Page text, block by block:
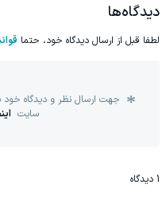
دیدگاه‌ها
لطفا قبل از ارسال دیدگاه خود، حتما
جهت ارسال نظر و دیدگاه خود
سایت
1 دیدگاه